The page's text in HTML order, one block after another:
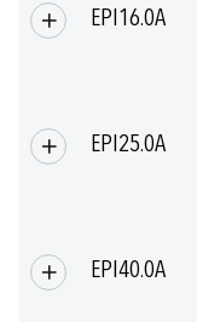
EPI16.0A
EPI25.0A
EPI40.0A